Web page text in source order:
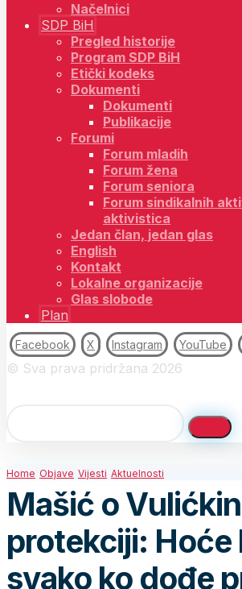
Načelnici
SDP BiH
Pregled historije
Program SDP BiH
Etički kodeks
Dokumenti
Dokumenti
Publikacije
Forumi
Forum mladih
Forum žena
Forum seniora
Forum sindikalnih
aktivistica
Jedan član, jedan glas
English
Kontakt
Lokalne organizacije
Glas slobode
Plan
Facebook X Instagram YouTube
© Sva prava pridržana 2026
Home Objave Vijesti Aktuelnosti
Mašić o
protekciji: Hoće
svako ko dođe